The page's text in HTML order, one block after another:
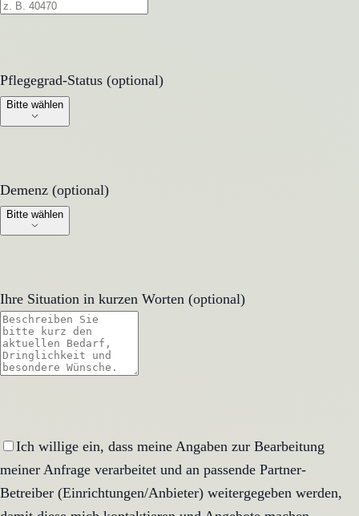
Pflegegrad-Status (optional)
Pflegegrad-Status (optional)
Bitte wählen
Demenz (optional)
Demenz (optional)
Bitte wählen
Ihre Situation in kurzen Worten (optional)
Ich willige ein, dass meine Angaben zur Bearbeitung
meiner Anfrage verarbeitet und an passende Partner-
Betreiber (Einrichtungen/Anbieter) weitergegeben werden,